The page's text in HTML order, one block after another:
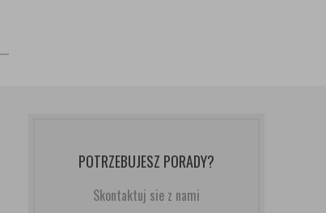
POTRZEBUJESZ PORADY?
Skontaktuj sie z nami